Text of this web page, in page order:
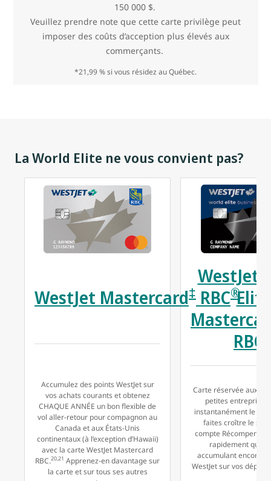
150 000 $.
Veuillez prendre note que cette carte privilège peut
imposer des coûts d’acception plus élevés aux
commerçants.
*21,99 % si vous résidez au Québec.
La World Elite ne vous convient pas?
WestJet Mastercard‡ RBC®
WestJet
Elite
RBC
Accumulez des points WestJet sur
vos achats courants et obtenez
CHAQUE ANNÉE un bon flexible de
vol aller-retour pour compagnon au
Canada et aux États-Unis
continentaux (à l’exception d’Hawaii)
avec la carte WestJet Mastercard
RBC.20,21 Apprenez-en davantage sur
la carte et sur tous ses autres
Carte réservée aux
petites entreprises
instantanément le
faites croître le
compte Récompenses
rapidement que
accumulant encore
WestJet sur vos